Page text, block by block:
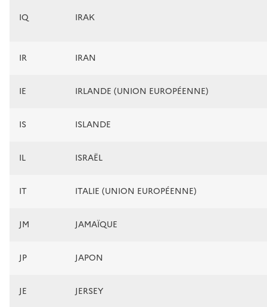
IQ IRAK
IR IRAN
IE IRLANDE (UNION EUROPÉENNE)
IS ISLANDE
IL ISRAËL
IT ITALIE (UNION EUROPÉENNE)
JM JAMAÏQUE
JP JAPON
JE JERSEY